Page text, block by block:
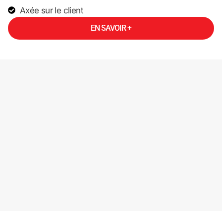
Axée sur le client
EN SAVOIR +